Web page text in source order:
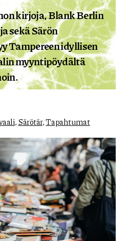
kirjoja, Blank Berlin
sekä Särön
Tampereen idyllisen
myyntipöydältä
,Särötär,Tapahtumat